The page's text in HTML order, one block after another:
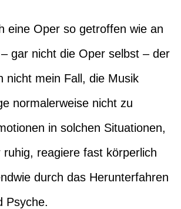
eine Oper so getroffen wie an
gar nicht die Oper selbst – der
nicht mein Fall, die Musik
normalerweise nicht zu
in solchen Situationen,
ruhig, reagiere fast körperlich
durch das Herunterfahren
Psyche.